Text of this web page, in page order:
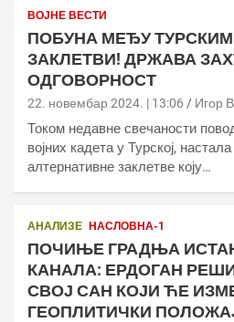
ВОЈНЕ ВЕСТИ
ПОБУНА МЕЂУ
ЗАКЛЕТВИ! ДРЖАВА
ОДГОВОРНОСТ
22. новембар 2024. | 13:06 Игор
Током недавне свечаности
војних кадета у Турској,
алтернативне заклетве коју…
АНАЛИЗЕ НАСЛОВНА-1
ПОЧИЊЕ ГРАДЊА
КАНАЛА: ЕРДОГАН
СВОЈ САН КОЈИ ЋЕ
ГЕОПЛИТИЧКИ